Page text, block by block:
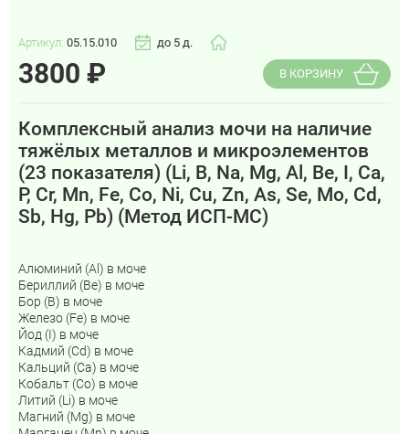
Артикул: 05.15.010 до 5 д.
3800 ₽ В КОРЗИНУ
Комплексный анализ мочи на наличие
тяжёлых металлов и микроэлементов
(23 показателя) (Li, B, Na, Mg, Al, Be, I, Ca,
P, Cr, Mn, Fe, Co, Ni, Cu, Zn, As, Se, Mo, Cd,
Sb, Hg, Pb) (Метод ИСП-МС)
Алюминий (Al) в моче
Бериллий (Be) в моче
Бор (B) в моче
Железо (Fe) в моче
Йод (I) в моче
Кадмий (Cd) в моче
Кальций (Са) в моче
Кобальт (Co) в моче
Литий (Li) в моче
Магний (Mg) в моче